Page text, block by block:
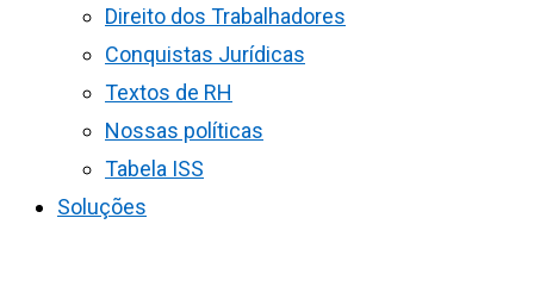
Direito dos Trabalhadores
Conquistas Jurídicas
Textos de RH
Nossas políticas
Tabela ISS
Soluções